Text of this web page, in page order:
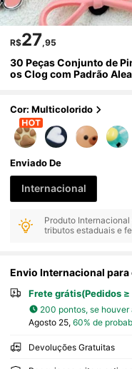
R$27,95
30 Peças Conjunto de
os Clog com Padrão
Cor: Multicolorido
Enviado De
Internacional
Produto
tributos estaduais e
Envio Internacional para
Frete grátis(Pedidos
200 pontos, se houver
Agosto 25, 60% de
Devoluções Gratuitas